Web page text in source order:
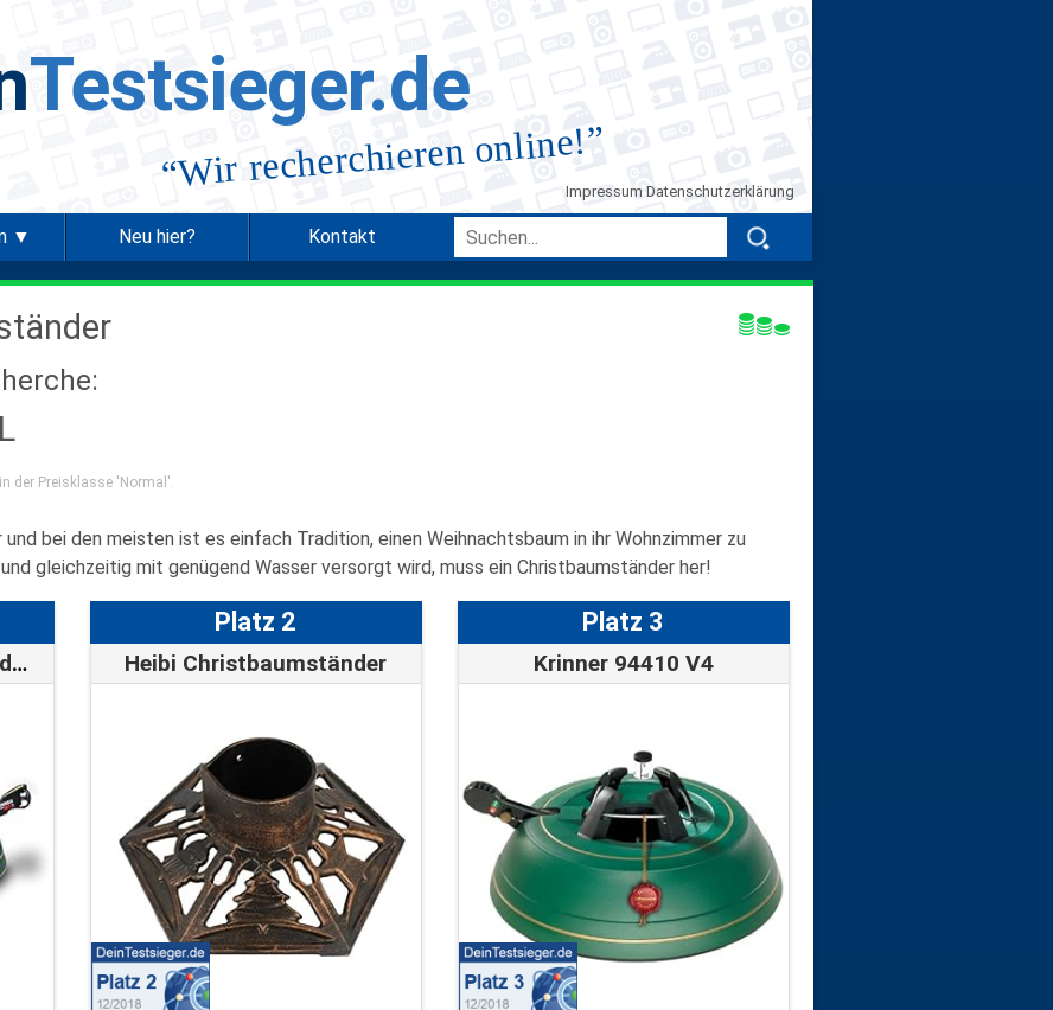
Testsieger.de
“Wir recherchieren online!”
Datenschutzerklärung
Impressum
▼ Neu hier? Kontakt
der Preisklasse 'Normal'.
bei den meisten ist es einfach Tradition, einen Weihnachtsbaum in ihr Wohnzimmer zu
gleichzeitig mit genügend Wasser versorgt wird, muss ein Christbaumständer her!
Krinner Christbaumständer Comfort XL
Platz 2
Heibi Christbaumständer
Platz 3
Krinner 94410 V4